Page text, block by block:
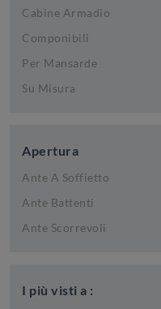
Cabine Armadio
Componibili
Per Mansarde
Su Misura
Apertura
Ante A Soffietto
Ante Battenti
Ante Scorrevoli
I più visti a :